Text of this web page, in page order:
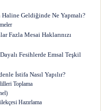
Geldiğinde Ne Yapmalı?
Fazla Mesai Haklarınızı
Fesihlerde Emsal Teşkil
İstifa Nasıl Yapılır?
Toplama
Hazırlama